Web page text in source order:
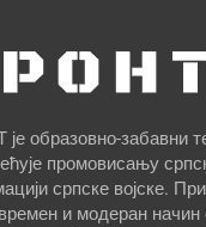
образовно-забавни
промовисању
српске војске.
и модеран начин